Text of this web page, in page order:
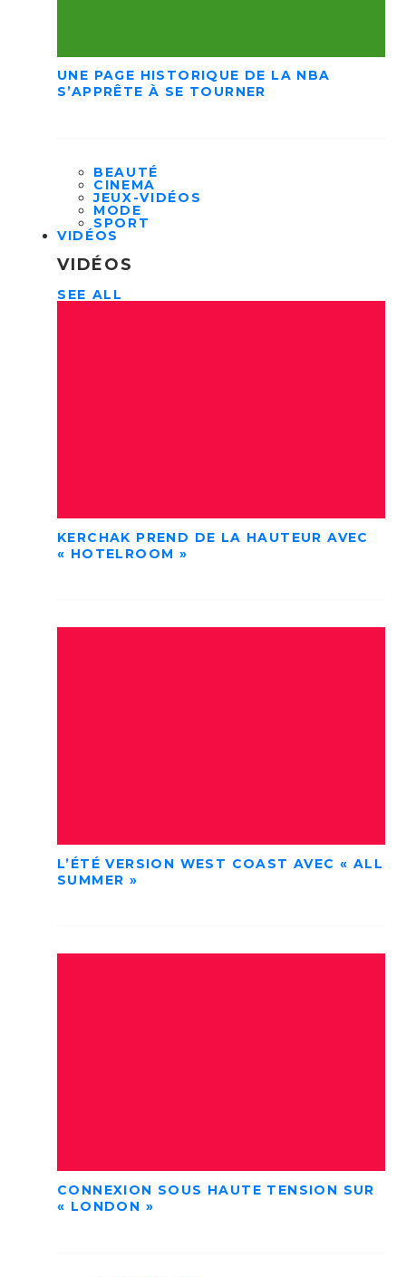
UNE PAGE HISTORIQUE DE LA NBA
S’APPRÊTE À SE TOURNER
BEAUTÉ
CINEMA
JEUX-VIDÉOS
MODE
SPORT
VIDÉOS
VIDÉOS
SEE ALL
KERCHAK PREND DE LA HAUTEUR AVEC
« HOTELROOM »
L’ÉTÉ VERSION WEST COAST AVEC « ALL
SUMMER »
CONNEXION SOUS HAUTE TENSION SUR
« LONDON »